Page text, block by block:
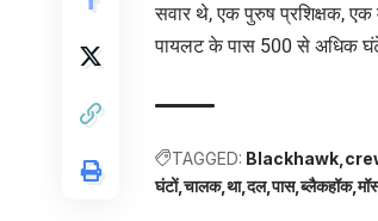
सवार थे, एक पुरुष प्रशिक्षक,
पायलट के पास 500 से अधिक
TAGGED: Blackhawk
घंटों चालक था दल पास ब्लैकहॉक